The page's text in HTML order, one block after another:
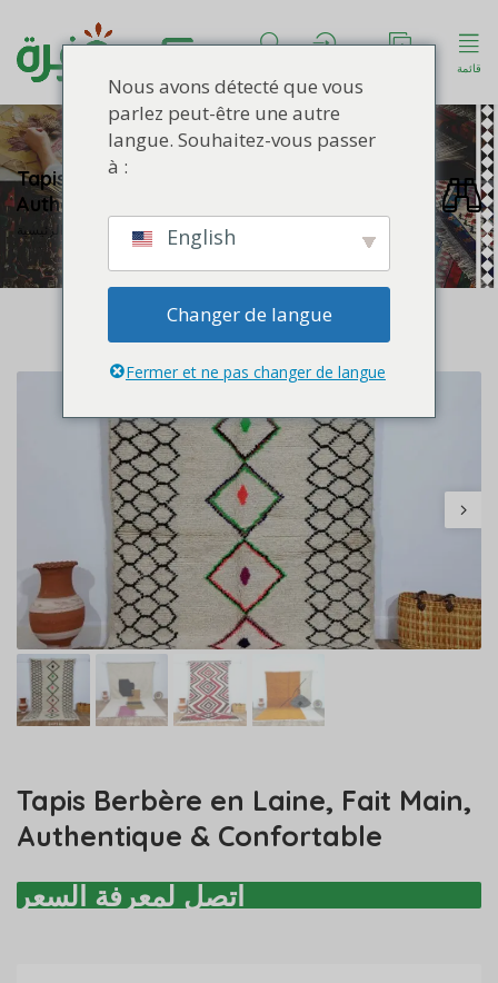
قائمة
Tapis Berbère en Laine, Fait Main,
Authentique & Confortable
الصفحة الرئيسية
Tapis Berbère en Laine, Fait Main,
Authentique & Confortable
اتصل لمعرفة السعر
Nous avons détecté que vous
parlez peut-être une autre
langue. Souhaitez-vous passer
à :
English
Changer de langue
Fermer et ne pas changer de langue